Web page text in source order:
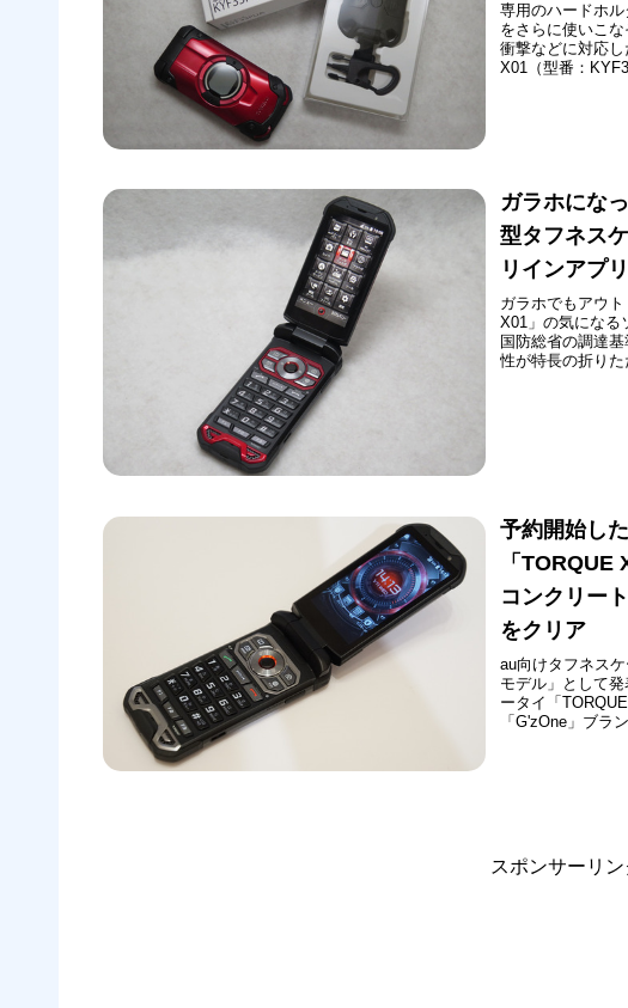
専用のハードホ
をさらに使いこ
衝撃などに対応
X01（型番：
ガラホにな
型タフネス
リインアプ
ガラホでもアウ
X01」の気になる
国防総省の調達
性が特長の折り
予約開始し
「
コンクリー
をクリア
au向けタフネス
モデル」として
ータイ「
「G'zOne」ブラ
り、OSが
スポンサーリン